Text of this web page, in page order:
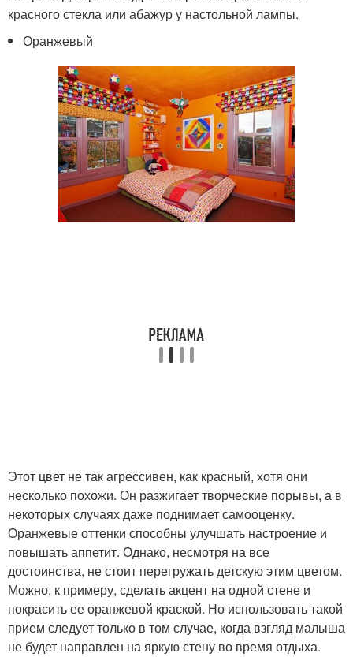
красного стекла или абажур у настольной лампы.
Оранжевый
Этот цвет не так агрессивен, как красный, хотя они
несколько похожи. Он разжигает творческие порывы, а в
некоторых случаях даже поднимает самооценку.
Оранжевые оттенки способны улучшать настроение и
повышать аппетит. Однако, несмотря на все
достоинства, не стоит перегружать детскую этим цветом.
Можно, к примеру, сделать акцент на одной стене и
покрасить ее оранжевой краской. Но использовать такой
прием следует только в том случае, когда взгляд малыша
не будет направлен на яркую стену во время отдыха.